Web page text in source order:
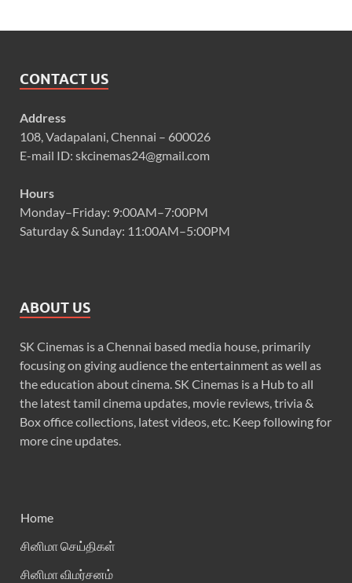
CONTACT US
Address
108, Vadapalani, Chennai – 600026
E-mail ID: skcinemas24@gmail.com
Hours
Monday–Friday: 9:00AM–7:00PM
Saturday & Sunday: 11:00AM–5:00PM
ABOUT US
SK Cinemas is a Chennai based media house, primarily
focusing on giving audience the entertainment as well as
the education about cinema. SK Cinemas is a Hub to all
the latest tamil cinema updates, movie reviews, trivia &
Box office collections, latest videos, etc. Keep following for
more cine updates.
Home
சினிமா செய்திகள்
சினிமா விமர்சனம்